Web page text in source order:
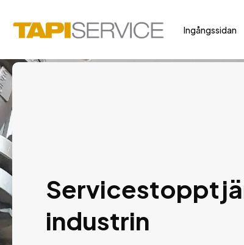
Ingångssidan
industrin